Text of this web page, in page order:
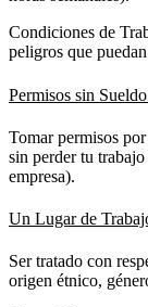
Condiciones de
peligros que
Permisos sin
Tomar permisos
sin perder tu
empresa).
Un Lugar de
Ser tratado con
origen étnico,